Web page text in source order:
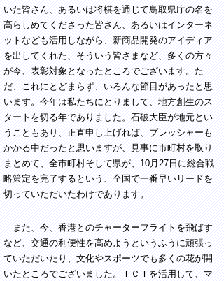
いた皆さん、あるいは将棋を通じて鳥取県庁の名を
高らしめてくださった皆さん、あるいはインターネ
ットなども活用しながら、新商品開発のアイディア
を出してくれた、そういう皆さまなど、多くの方々
が今、表彰対象となったところでございます。た
だ、これにとどまらず、いろんな節目があったと思
います。今年は私たちにとりまして、地方創生のス
タートを切る年でありました。石破大臣が地元とい
うこともあり、正直申し上げれば、プレッシャーも
かかる中だったと思いますが、見事に市町村を取り
まとめて、全市町村そして県が、10月27日に総合戦
略策定を完了するという、全国で一番早いリードを
切っていただいたわけであります。
また、今、香港とのチャーターフライトを飛ばす
など、交通の利便性を高めようというふうに頑張っ
ていただいたり、文化やスポーツでも多くの花が開
いたところでございました。ＩＣＴを活用して、マ